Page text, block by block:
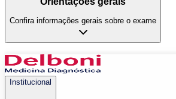
Confira informações gerais sobre o exame
Institucional